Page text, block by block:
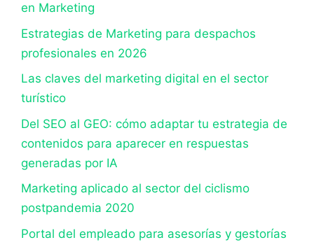
en Marketing
Estrategias de Marketing para despachos
profesionales en 2026
Las claves del marketing digital en el sector
turístico
Del SEO al GEO: cómo adaptar tu estrategia de
contenidos para aparecer en respuestas
generadas por IA
Marketing aplicado al sector del ciclismo
postpandemia 2020
Portal del empleado para asesorías y gestorías